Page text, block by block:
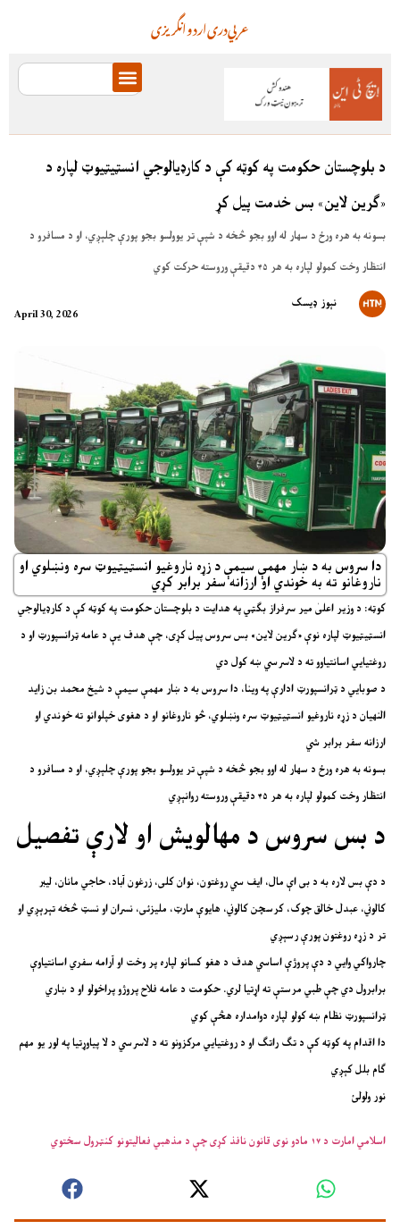
انگریزیاردودریعربي
د بلوچستان حکومت په کوټه کې د کارډیالوجي انسټیټیوټ لپاره د
«ګرین لاین» بس خدمت پیل کړ
بسونه به هره ورځ د سهار له اوو بجو څخه د شپې تر یوولسو بجو پورې چلېږي، او د مسافرو د
انتظار وخت کمولو لپاره به هر ۴۵ دقیقې وروسته حرکت کوي
April 30, 2026
نېوز ډیسک
دا سروس به د ښار مهمې سیمې د زړه ناروغیو انسټیټیوټ سره ونښلوي او
ناروغانو ته به خوندي او ارزانه سفر برابر کړي
کوټه: د وزیر اعلیٰ میر سرفراز بګټي په هدایت د بلوچستان حکومت په کوټه کې د کارډیالوجي
انسټیټیوټ لپاره نوې «ګرین لاین» بس سروس پیل کړی، چې هدف یې د عامه ټرانسپورټ او د
روغتیايي اسانتیاوو ته د لاسرسي ښه کول دي
د صوبايي د ټرانسپورټ ادارې په وینا، دا سروس به د ښار مهمې سیمې د شیخ محمد بن زاید
النهيان د زړه ناروغیو انسټیټیوټ سره ونښلوي، څو ناروغانو او د هغوی خپلوانو ته خوندي او
ارزانه سفر برابر شي
بسونه به هره ورځ د سهار له اوو بجو څخه د شپې تر یوولسو بجو پورې چلېږي، او د مسافرو د
انتظار وخت کمولو لپاره به هر ۴۵ دقیقې وروسته روانېږي
د بس سروس د مهالویش او لارې تفصیل
د دې بس لاره به د بی اې مال، ایف سي روغتون، نوان کلی، زرغون آباد، حاجي مانان، لیبر
کالوني، عبدل خالق چوک، کرسچن کالوني، هایوې مارټ، ملیزئی، نسران او نسټ څخه تېرېږي او
تر د زړه روغتون پورې رسېږي
چارواکي وايي د دې پروژې اساسي هدف د هغو کسانو لپاره پر وخت او آرامه سفري اسانتیاوې
برابرول دي چې طبي مرستې ته اړتیا لري. حکومت د عامه فلاح پروژو پراخولو او د ښاري
ټرانسپورټ نظام ښه کولو لپاره دوامداره هڅې کوي
دا اقدام په کوټه کې د تګ راتګ او د روغتیايي مرکزونو ته د لاسرسي د لا پیاوړتیا په لور یو مهم
ګام بلل کېږي
نور ولولئ
اسلامي امارت د ۱۷ مادو نوی قانون نافذ کړی چې د مذهبي فعالیتونو کنټرول سختوي